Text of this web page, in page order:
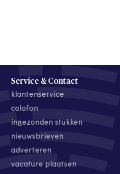
Service & Contact
klantenservice
colofon
ingezonden stukken
nieuwsbrieven
adverteren
vacature plaatsen